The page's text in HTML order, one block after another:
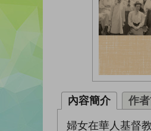
內容簡介 作
婦女在華人基督